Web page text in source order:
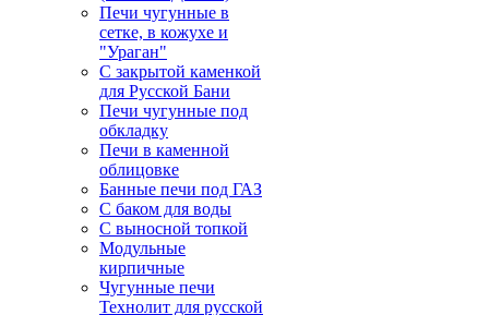
Печи чугунные в
сетке, в кожухе и
"Ураган"
С закрытой каменкой
для Русской Бани
Печи чугунные под
обкладку
Печи в каменной
облицовке
Банные печи под ГАЗ
С баком для воды
С выносной топкой
Модульные
кирпичные
Чугунные печи
Технолит для русской